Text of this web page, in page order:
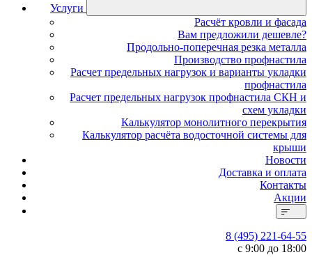
Услуги
Расчёт кровли и фасада
Вам предложили дешевле?
Продольно-поперечная резка металла
Производство профнастила
Расчет предельных нагрузок и варианты укладки
профнастила
Расчет предельных нагрузок профнастила СКН и
схем укладки
Калькулятор монолитного перекрытия
Калькулятор расчёта водосточной системы для
крыши
Новости
Доставка и оплата
Контакты
Акции
8 (495) 221-64-55
с 9:00 до 18:00